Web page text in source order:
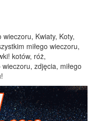
Kwiaty, Koty,
miłego wieczoru,
kotów, róż,
zdjęcia, miłego